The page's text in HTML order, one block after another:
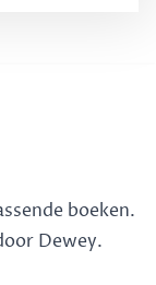
boeken.
Dewey.